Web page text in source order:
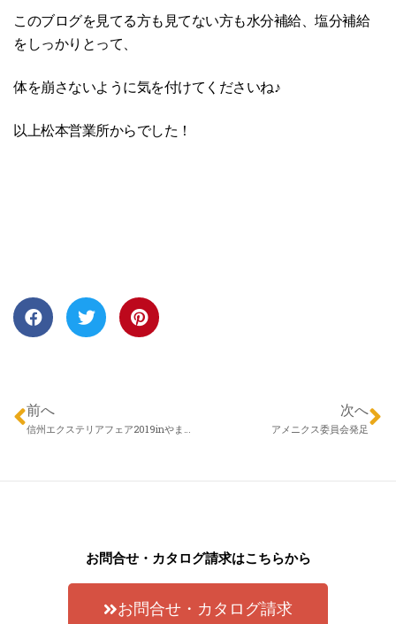
このブログを見てる方も見てない方も水分補給、塩分補給
をしっかりとって、
体を崩さないように気を付けてくださいね♪
以上松本営業所からでした！
前へ
信州エクステリアフェア2019inやまびこドーム！
次へ
アメニクス委員会発足
お問合せ・カタログ請求はこちらから
お問合せ・カタログ請求